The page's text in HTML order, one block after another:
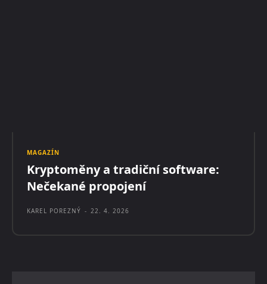
MAGAZÍN
Kryptoměny a tradiční software:
Nečekané propojení
KAREL POREZNÝ - 22. 4. 2026